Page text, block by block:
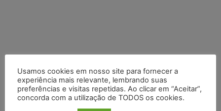
Posts Recentes
Marcello Perino: caso Braskem testa limite entre tutela
cautelar e recuperação judicial
Usamos cookies em nosso site para fornecer a
experiência mais relevante, lembrando suas
preferências e visitas repetidas. Ao clicar em “Aceitar”,
concorda com a utilização de TODOS os cookies.